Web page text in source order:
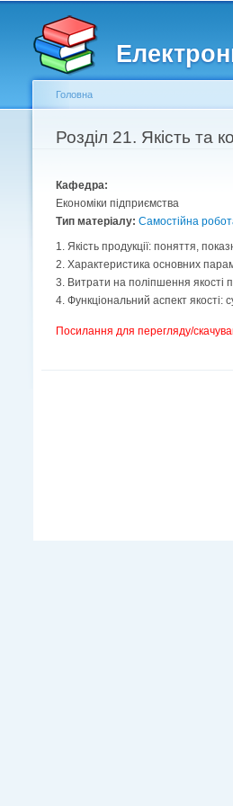
Головне меню
Другорядне меню
Ви є тут
Головна
Розділ 21. Якість та
Кафедра:
Економіки підприємства
Тип матеріалу: Самостійна
1. Якість продукції: поняття,
2. Характеристика основних
3. Витрати на поліпшення якості
4. Функціональний аспект якості:
Посилання для перегляду/